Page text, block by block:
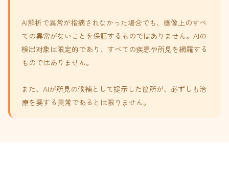
AI解析で異常が指摘されなかった場合でも、画像上のすべ
ての異常がないことを保証するものではありません。AIの
検出対象は限定的であり、すべての疾患や所見を網羅する
ものではありません。
また、AIが所見の候補として提示した箇所が、必ずしも治
療を要する異常であるとは限りません。